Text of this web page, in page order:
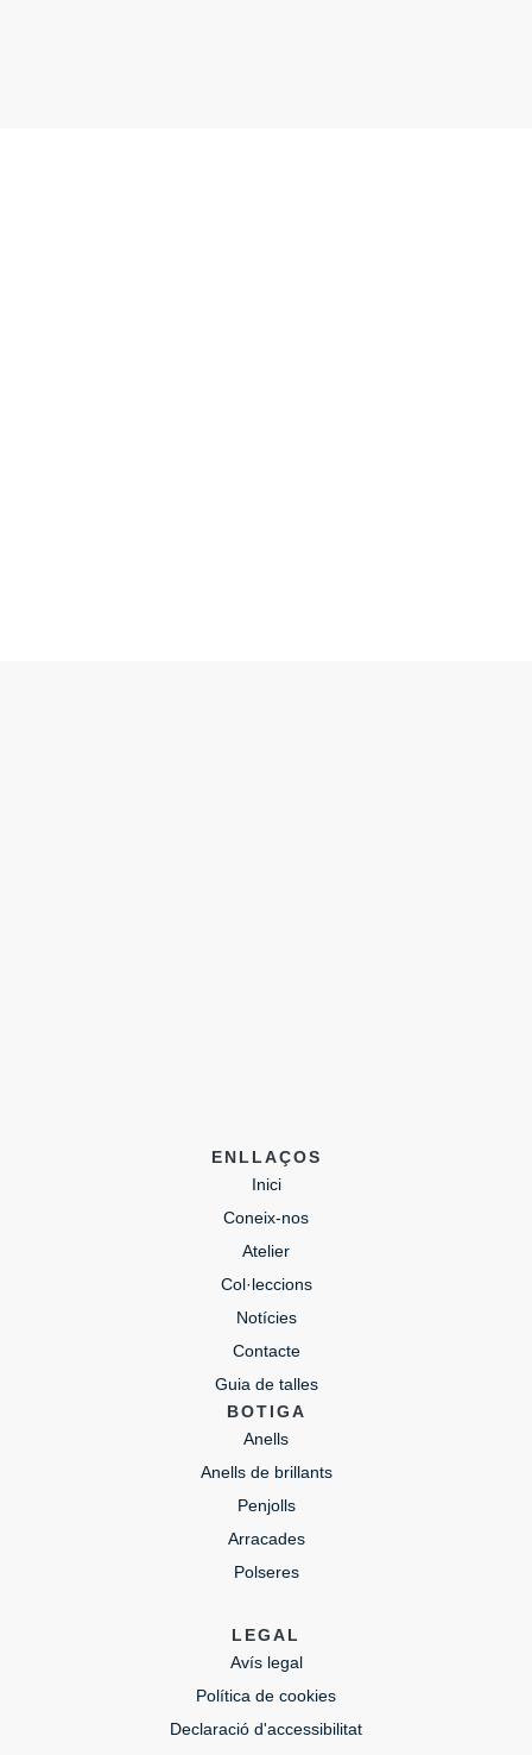
ENLLAÇOS
Inici
Coneix-nos
Atelier
Col·leccions
Notícies
Contacte
Guia de talles
BOTIGA
Anells
Anells de brillants
Penjolls
Arracades
Polseres
LEGAL
Avís legal
Política de cookies
Declaració d'accessibilitat